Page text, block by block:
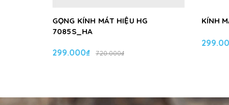
GỌNG KÍNH MÁT HIỆU HG
7085S_HA
299.000₫ 720.000₫
KÍNH